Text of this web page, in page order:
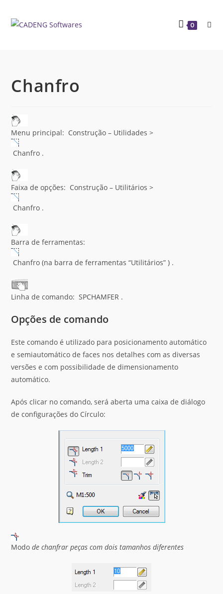
0
Chanfro
Menu principal: Construção – Utilidades >
Chanfro .
Faixa de opções: Construção – Utilitários >
Chanfro .
Barra de ferramentas:
Chanfro (na barra de ferramentas “Utilitários” ) .
Linha de comando: SPCHAMFER .
Opções de comando
Este comando é utilizado para posicionamento automático
e semiautomático de faces nos detalhes com as diversas
versões e com possibilidade de dimensionamento
automático.
Após clicar no comando, será aberta uma caixa de diálogo
de configurações do Círculo:
Modode chanfrar peças com dois tamanhos diferentes